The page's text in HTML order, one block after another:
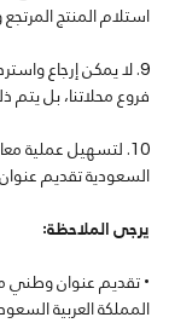
استلام المنتج المرتجع
لا يمكن إرجاع
فروع محلاتنا، بل
لتسهيل عملية
السعودية تقديم
يرجى الملاحظة:
• تقديم عنوان وطني
المملكة العربية